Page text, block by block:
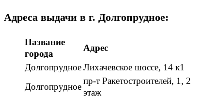
Адреса выдачи в г. Долгопрудное:
Название
города
Адрес
ДолгопрудноеЛихачевское шоссе, 14 к1
Долгопрудное
пр-т Ракетостроителей, 1, 2
этаж